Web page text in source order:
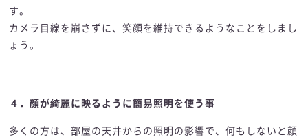
す。
カメラ目線を崩さずに、笑顔を維持できるようなことをしまし
ょう。
４．顔が綺麗に映るように簡易照明を使う事
多くの方は、部屋の天井からの照明の影響で、何もしないと顔